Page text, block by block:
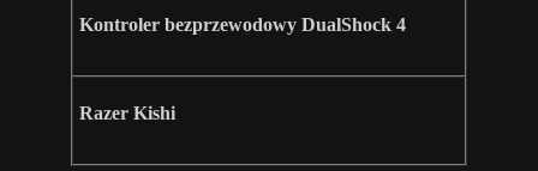
Kontroler bezprzewodowy DualShock 4
Razer Kishi